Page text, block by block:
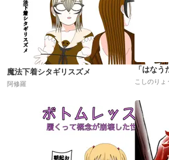
魔法下着シタギリスズメ
阿修羅
「はな
こしのりょ